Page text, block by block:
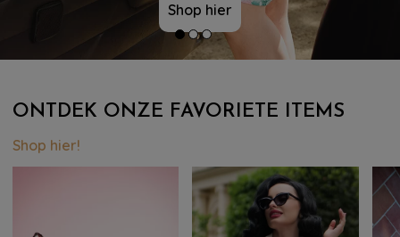
Shop hier
ONTDEK ONZE FAVORIETE ITEMS
Shop hier!